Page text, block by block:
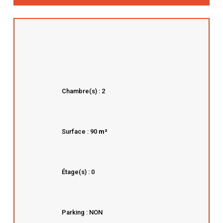
Chambre(s) : 2
Surface : 90 m²
Étage(s) : 0
Parking : NON